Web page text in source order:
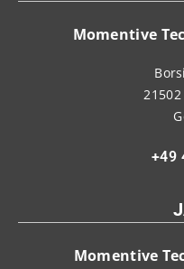
Momentive
+49
Momentive